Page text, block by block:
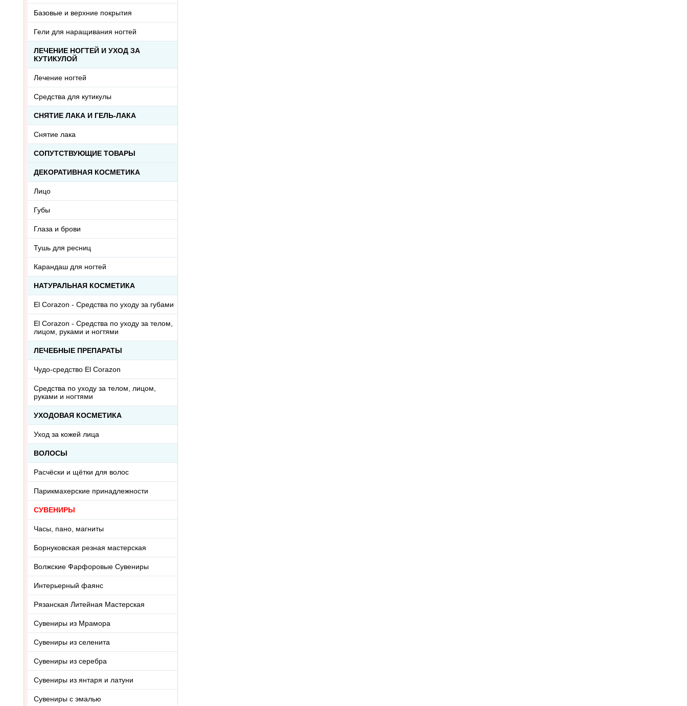
Базовые и верхние покрытия
Гели для наращивания ногтей
ЛЕЧЕНИЕ НОГТЕЙ И УХОД ЗА
КУТИКУЛОЙ
Лечение ногтей
Средства для кутикулы
СНЯТИЕ ЛАКА И ГЕЛЬ-ЛАКА
Снятие лака
СОПУТСТВУЮЩИЕ ТОВАРЫ
ДЕКОРАТИВНАЯ КОСМЕТИКА
Лицо
Губы
Глаза и брови
Тушь для ресниц
Карандаш для ногтей
НАТУРАЛЬНАЯ КОСМЕТИКА
El Corazon - Средства по уходу за губами
El Corazon - Средства по уходу за телом,
лицом, руками и ногтями
ЛЕЧЕБНЫЕ ПРЕПАРАТЫ
Чудо-средство El Corazon
Средства по уходу за телом, лицом,
руками и ногтями
УХОДОВАЯ КОСМЕТИКА
Уход за кожей лица
ВОЛОСЫ
Расчёски и щётки для волос
Парикмахерские принадлежности
СУВЕНИРЫ
Часы, пано, магниты
Борнуковская резная мастерская
Волжские Фарфоровые Сувениры
Интерьерный фаянс
Рязанская Литейная Мастерская
Сувениры из Мрамора
Сувениры из селенита
Сувениры из серебра
Сувениры из янтаря и латуни
Сувениры с эмалью